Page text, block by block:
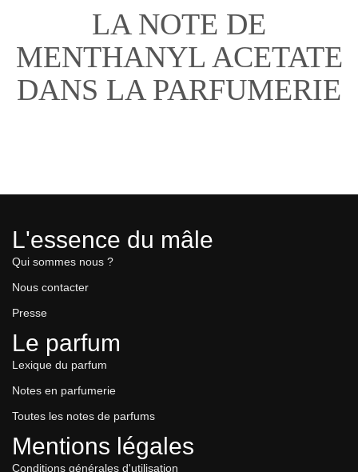
LA NOTE DE
MENTHANYL ACETATE
DANS LA PARFUMERIE
L'essence du mâle
Qui sommes nous ?
Nous contacter
Presse
Le parfum
Lexique du parfum
Notes en parfumerie
Toutes les notes de parfums
Mentions légales
Conditions générales d'utilisation